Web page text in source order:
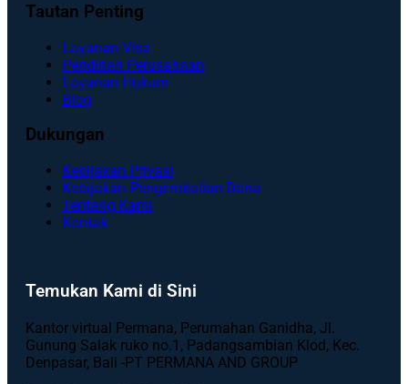
Tautan Penting
Layanan Visa
Pendirian Perusahaan
Layanan Hukum
Blog
Dukungan
Kebijakan Privasi
Kebijakan Pengembalian Dana
Tentang Kami
Kontak
Temukan Kami di Sini
Kantor virtual Permana, Perumahan Ganidha, Jl.
Gunung Salak ruko no.1, Padangsambian Klod, Kec.
Denpasar, Bali -PT PERMANA AND GROUP